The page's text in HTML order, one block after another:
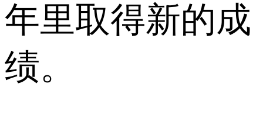
年里取得新的成
绩。